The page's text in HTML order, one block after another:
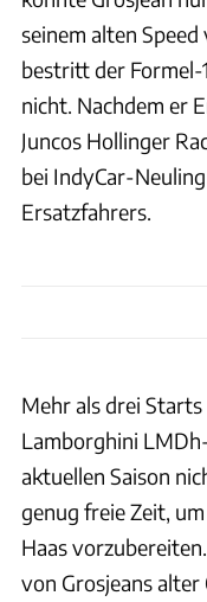
seinem alten
bestritt der
nicht. Nachdem er
Juncos Hollinger
bei IndyCar-
Ersatzfahrers.
Mehr als drei
Lamborghini
aktuellen Saison
genug freie Zeit,
Haas
von Grosjeans